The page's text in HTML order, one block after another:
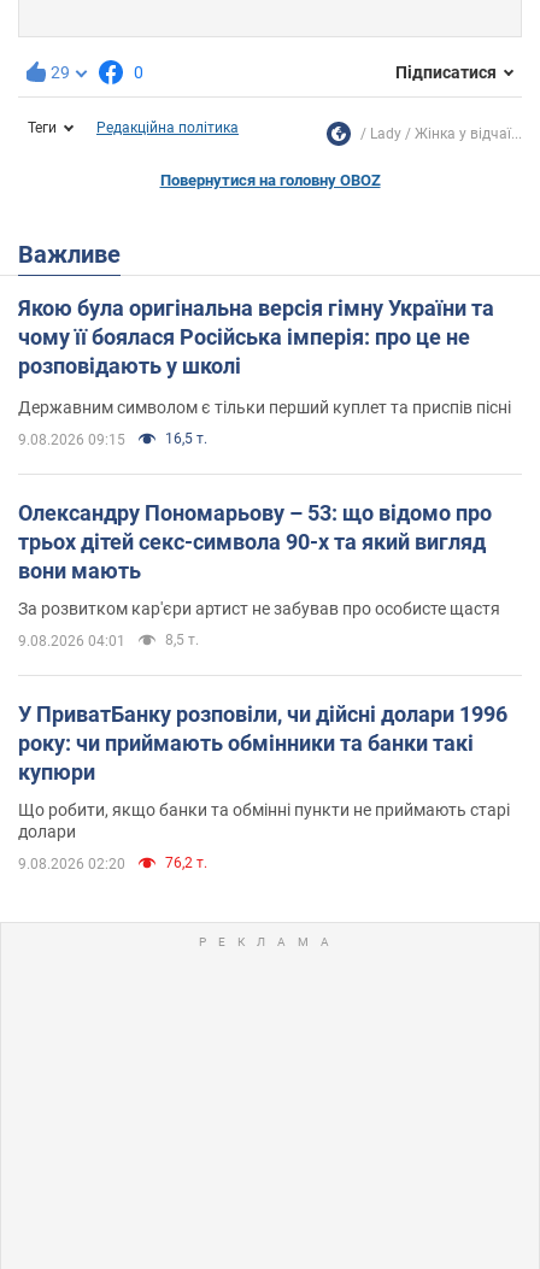
29 0 Підписатися
Теги Редакційна політика Lady Жінка у відчаї...
Повернутися на головну OBOZ
Важливе
Якою була оригінальна версія гімну України та
чому її боялася Російська імперія: про це не
розповідають у школі
Державним символом є тільки перший куплет та приспів пісні
9.08.2026 09:15 16,5 т.
Олександру Пономарьову – 53: що відомо про
трьох дітей секс-символа 90-х та який вигляд
вони мають
За розвитком кар'єри артист не забував про особисте щастя
9.08.2026 04:01 8,5 т.
У ПриватБанку розповіли, чи дійсні долари 1996
року: чи приймають обмінники та банки такі
купюри
Що робити, якщо банки та обмінні пункти не приймають старі
долари
9.08.2026 02:20 76,2 т.